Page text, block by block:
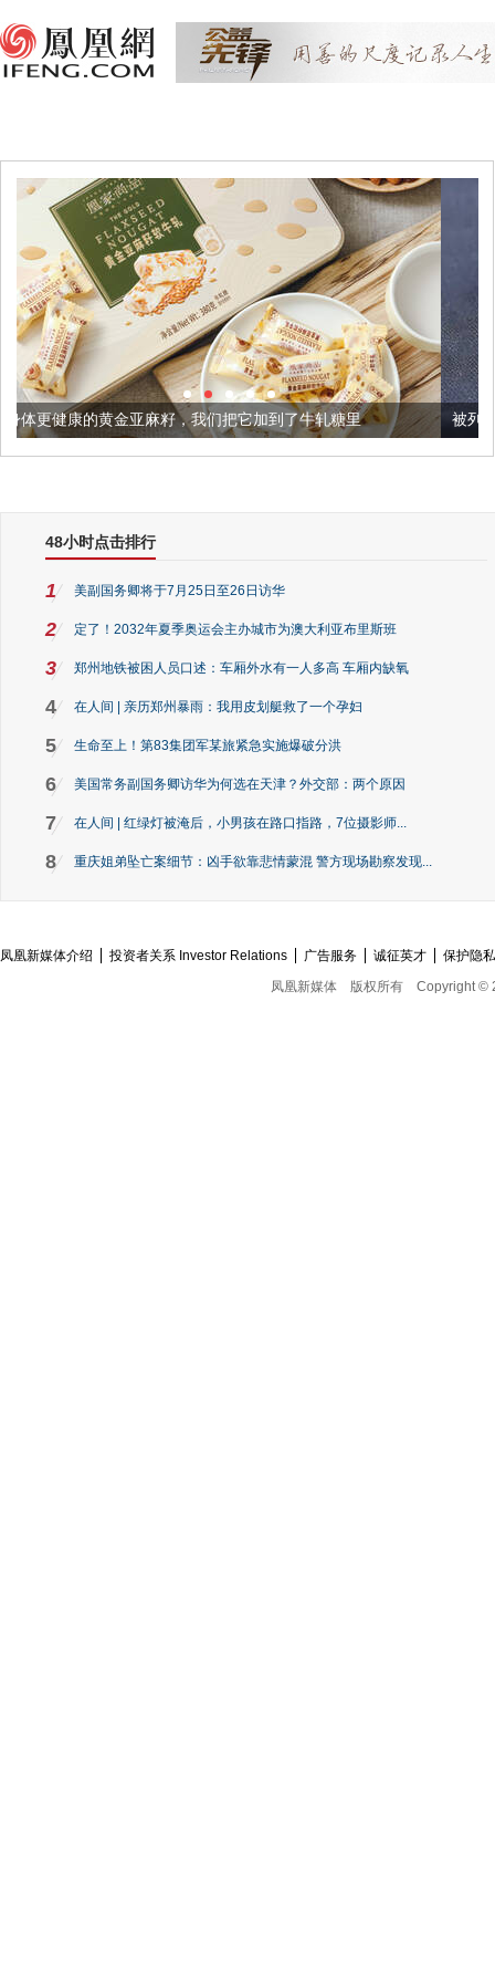
籽，我们把它加到了牛轧糖里 被列入佛家七宝的它到底有
48小时点击排行
1 美副国务卿将于7月25日至26日访华
2 定了！2032年夏季奥运会主办城市为澳大利亚布里斯班
3 郑州地铁被困人员口述：车厢外水有一人多高 车厢内缺氧
4 在人间 | 亲历郑州暴雨：我用皮划艇救了一个孕妇
5 生命至上！第83集团军某旅紧急实施爆破分洪
6 美国常务副国务卿访华为何选在天津？外交部：两个原因
7 在人间 | 红绿灯被淹后，小男孩在路口指路，7位摄影师...
8 重庆姐弟坠亡案细节：凶手欲靠悲情蒙混 警方现场勘察发现...
凤凰新媒体介绍 投资者关系 Investor Relations 广告服务 诚征英才
保护隐
凤凰新媒体
版权所有 Copyright ©